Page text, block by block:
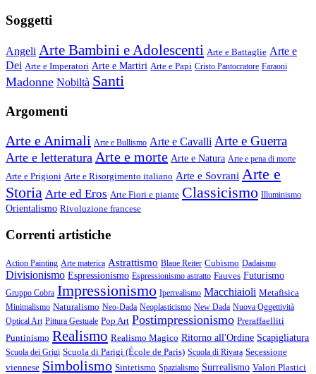
Soggetti
Angeli Arte Bambini e Adolescenti Arte e Battaglie Arte e
Dei Arte e Imperatori Arte e Martiri Arte e Papi Cristo Pantocratore Faraoni
Madonne Nobiltà Santi
Argomenti
Arte e Animali Arte e Bullismo Arte e Cavalli Arte e Guerra
Arte e letteratura Arte e morte Arte e Natura Arte e pena di morte
Arte e Prigioni Arte e Risorgimento italiano Arte e Sovrani Arte e
Storia Arte ed Eros Arte Fiori e piante Classicismo Illuminismo
Orientalismo Rivoluzione francese
Correnti artistiche
Action Painting Arte materica Astrattismo Blaue Reiter Cubismo Dadaismo
Divisionismo Espressionismo Espressionismo astratto Fauves Futurismo
Gruppo Cobra Impressionismo Iperrealismo Macchiaioli Metafisica
Minimalismo Naturalismo Neo-Dada Neoplasticismo New Dada Nuova Oggettività
Optical Art Pittura Gestuale Pop Art Postimpressionismo Preraffaelliti
Puntinismo Realismo Realismo Magico Ritorno all'Ordine Scapigliatura
Scuola dei Grigi Scuola di Parigi (École de Paris) Scuola di Rivara Secessione
viennese Simbolismo Sintetismo Spazialismo Surrealismo Valori Plastici